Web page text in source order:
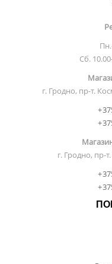
Сб.
г. Гродно, пр-т.
г. Гродно, пр-